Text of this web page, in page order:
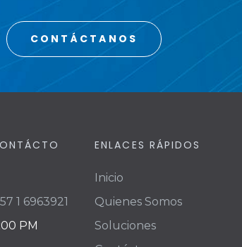
CONTÁCTANOS
1 6963921
PM
ENLACES RÁPIDOS
Inicio
Quienes Somos
Soluciones